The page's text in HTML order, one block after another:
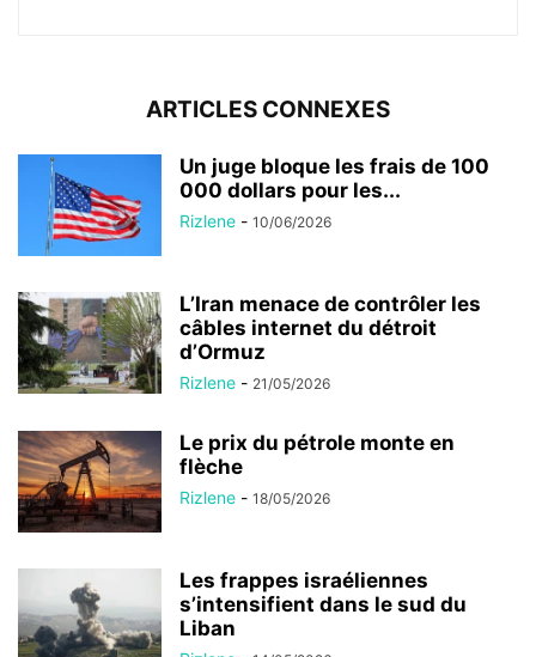
ARTICLES CONNEXES
Un juge bloque les frais de 100
000 dollars pour les...
Rizlene - 10/06/2026
L’Iran menace de contrôler les
câbles internet du détroit
d’Ormuz
Rizlene - 21/05/2026
Le prix du pétrole monte en
flèche
Rizlene - 18/05/2026
Les frappes israéliennes
s’intensifient dans le sud du
Liban